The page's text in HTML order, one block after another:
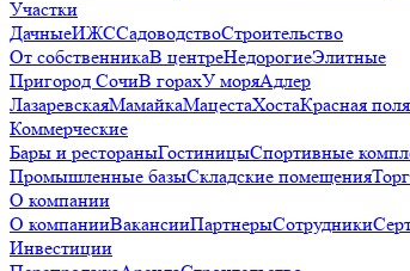
Участки
ДачныеИЖССадоводствоСтроительство
От собственникаВ центреНедорогиеЭлитные
Пригород СочиВ горахУ моряАдлер
ЛазаревскаяМамайкаМацестаХостаКрасная
Коммерческие
Бары и рестораныГостиницыСпортивные
Промышленные базыСкладские помещения
О компании
О компанииВакансииПартнерыСотрудники
Инвестиции